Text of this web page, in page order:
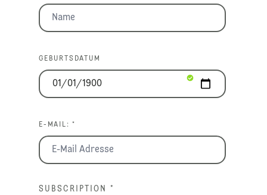
GEBURTSDATUM
E-MAIL: *
SUBSCRIPTION *